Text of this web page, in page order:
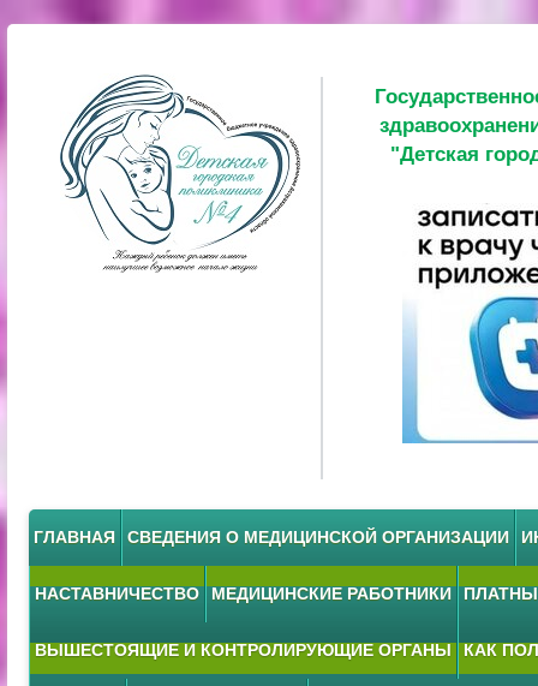
"Детская
ГЛАВНАЯ СВЕДЕНИЯ О МЕДИЦИНСКОЙ ОРГАНИЗАЦИИ
НАСТАВНИЧЕСТВО МЕДИЦИНСКИЕ РАБОТНИКИ
ВЫШЕСТОЯЩИЕ И КОНТРОЛИРУЮЩИЕ ОРГАНЫ КАК